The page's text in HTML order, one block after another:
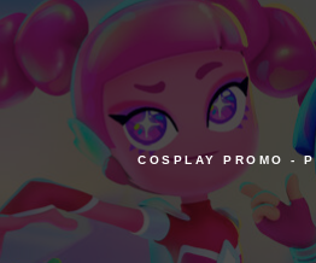
COSPLAY PROMO -